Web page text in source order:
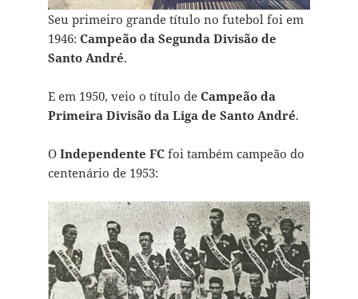
Seu primeiro grande título no futebol foi em
1946: Campeão da Segunda Divisão de
Santo André.
E em 1950, veio o título de Campeão da
Primeira Divisão da Liga de Santo André.
O Independente FCfoi também campeão do
centenário de 1953: